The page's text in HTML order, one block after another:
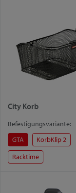
City Korb
Befestigungsvariante:
GTA
KorbKlip 2
Racktime